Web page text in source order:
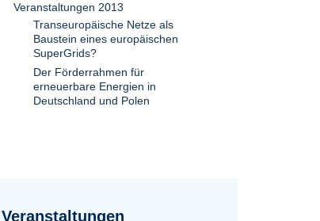
Veranstaltungen 2013
Transeuropäische Netze als
Baustein eines europäischen
SuperGrids?
Der Förderrahmen für
erneuerbare Energien in
Deutschland und Polen
Veranstaltungen